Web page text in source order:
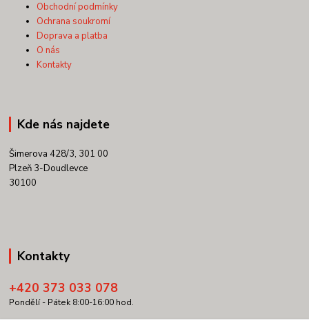
Obchodní podmínky
Ochrana soukromí
Doprava a platba
O nás
Kontakty
Kde nás najdete
Šimerova 428/3, 301 00
Plzeň 3-Doudlevce
30100
Kontakty
+420 373 033 078
Pondělí - Pátek 8:00-16:00 hod.